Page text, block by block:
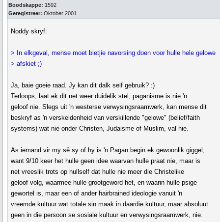
Boodskappe: 1592
Geregistreer: Oktober 2001
Noddy skryf:
> In elkgeval, mense moet bietjie navorsing doen voor hulle hele gelowe
> afskiet ;)
Ja, baie goeie raad. Jy kan dit dalk self gebruik? :)
Terloops, laat ek dit net weer duidelik stel, paganisme is nie 'n
geloof nie. Slegs uit 'n westerse verwysingsraamwerk, kan mense dit
beskryf as 'n verskeidenheid van verskillende "gelowe" (belief/faith
systems) wat nie onder Christen, Judaisme of Muslim, val nie.
As iemand vir my sê sy of hy is 'n Pagan begin ek gewoonlik giggel,
want 9/10 keer het hulle geen idee waarvan hulle praat nie, maar is
net vreeslik trots op hullself dat hulle nie meer die Christelike
geloof volg, waarmee hulle grootgeword het, en waarin hulle psige
gewortel is, maar een of ander hairbrained ideologie vanuit 'n
vreemde kultuur wat totale sin maak in daardie kultuur, maar absoluut
geen in die persoon se sosiale kultuur en verwysingsraamwerk, nie.